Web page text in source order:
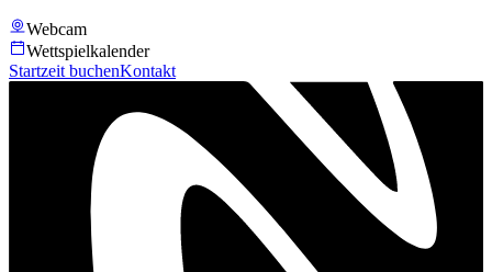
Webcam
Wettspielkalender
Startzeit buchenKontakt